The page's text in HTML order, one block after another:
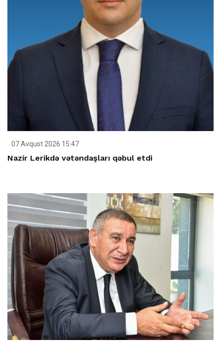
07 Avqust 2026 15:47
Nazir Lerikdə vətəndaşları qəbul etdi